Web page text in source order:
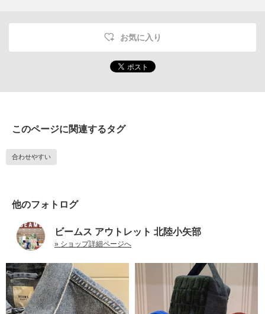
お気に入り
このページに関連するタグ
合わせやすい
他のフォトログ
ビームス アウトレット 北陸小矢部
» ショップ詳細ページへ